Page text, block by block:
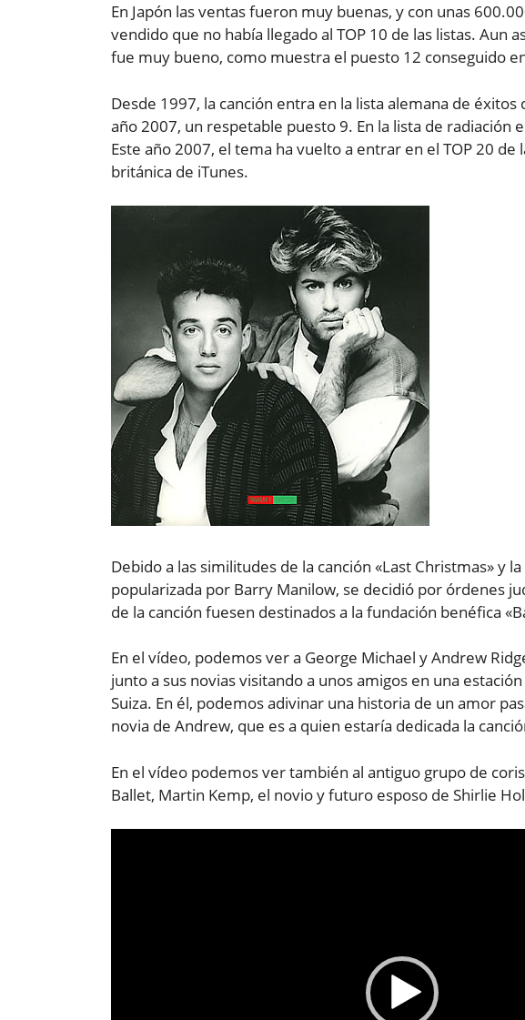
En Japón las ventas fueron muy buenas, y con unas
vendido que no había llegado al TOP 10 de las listas. Aun
fue muy bueno, como muestra el puesto 12 conseguido
Desde 1997, la canción entra en la lista alemana de
año 2007, un respetable puesto 9. En la lista de radiación
Este año 2007, el tema ha vuelto a entrar en el TOP 20 de
británica de iTunes.
Debido a las similitudes de la canción «Last Christmas» y
popularizada por Barry Manilow, se decidió por órdenes
de la canción fuesen destinados a la fundación benéfica
En el vídeo, podemos ver a George Michael y Andrew
junto a sus novias visitando a unos amigos en una
Suiza. En él, podemos adivinar una historia de un amor
novia de Andrew, que es a quien estaría dedicada la
En el vídeo podemos ver también al antiguo grupo de
Ballet, Martin Kemp, el novio y futuro esposo de Shirlie